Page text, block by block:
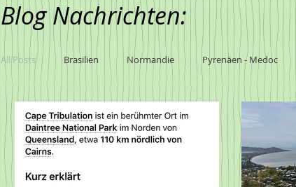
Blog Nachrichten:
All Posts Brasilien Normandie Pyrenäen - Medoc
Marokko Baltikum Namibia Südafrika
Uruguay Australien